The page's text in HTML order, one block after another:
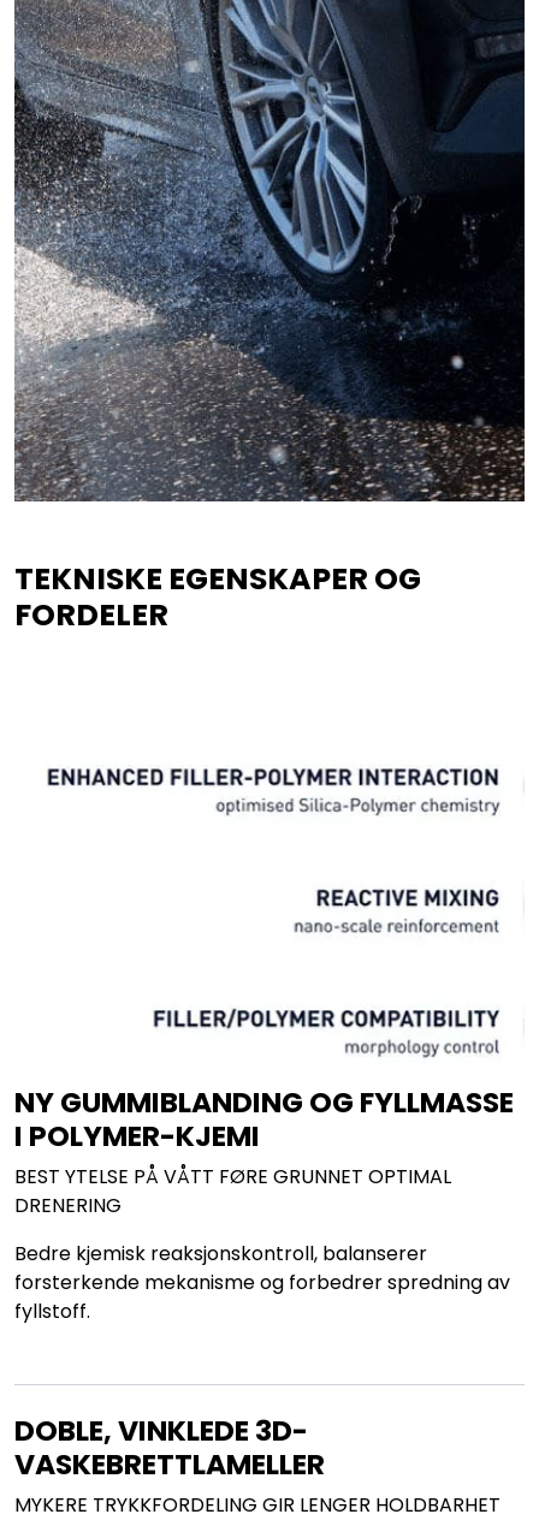
TEKNISKE EGENSKAPER OG
FORDELER
NY GUMMIBLANDING OG FYLLMASSE
I POLYMER-KJEMI
BEST YTELSE PÅ VÅTT FØRE GRUNNET OPTIMAL
DRENERING
Bedre kjemisk reaksjonskontroll, balanserer
forsterkende mekanisme og forbedrer spredning av
fyllstoff.
DOBLE, VINKLEDE 3D-
VASKEBRETTLAMELLER
MYKERE TRYKKFORDELING GIR LENGER HOLDBARHET